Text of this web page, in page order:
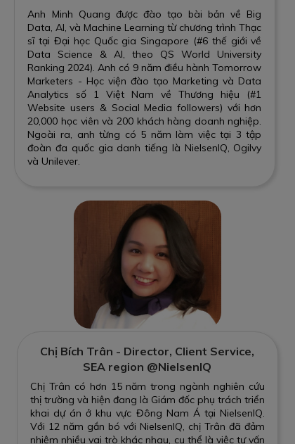
Chị Trân có hơn 15 năm trong ngành nghiên cứu
thị trường và hiện đang là Giám đốc phụ trách triển
khai dự án ở khu vực Đông Nam Á tại NielsenIQ.
Với 12 năm gắn bó với NielsenIQ, chị Trân đã đảm
nhiệm nhiều vai trò khác nhau, cụ thể là việc tư vấn
Chị Bích Trân - Director, Client Service,
SEA region @NielsenIQ
Anh Minh Quang được đào tạo bài bản về Big
Data, AI, và Machine Learning từ chương trình Thạc
sĩ tại Đại học Quốc gia Singapore (#6 thế giới về
Data Science & AI, theo QS World University
Ranking 2024). Anh có 9 năm điều hành Tomorrow
Marketers - Học viện đào tạo Marketing và Data
Analytics số 1 Việt Nam về Thương hiệu (#1
Website users & Social Media followers) với hơn
20,000 học viên và 200 khách hàng doanh nghiệp.
Ngoài ra, anh từng có 5 năm làm việc tại 3 tập
đoàn đa quốc gia danh tiếng là NielsenIQ, Ogilvy
và Unilever.